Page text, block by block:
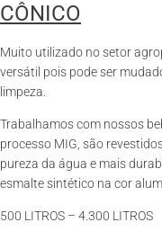
CÔNICO
Muito utilizado no setor
versátil pois pode ser
limpeza.
Trabalhamos com nossos
processo MIG, são
pureza da água e mais
esmalte sintético na cor
500 LITROS – 4.300 LITROS